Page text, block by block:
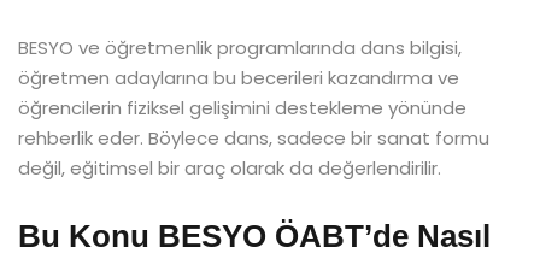
BESYO ve öğretmenlik programlarında dans bilgisi,
öğretmen adaylarına bu becerileri kazandırma ve
öğrencilerin fiziksel gelişimini destekleme yönünde
rehberlik eder. Böylece dans, sadece bir sanat formu
değil, eğitimsel bir araç olarak da değerlendirilir.
Bu Konu BESYO ÖABT’de Nasıl